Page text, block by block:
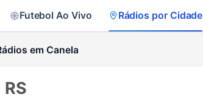
Futebol Ao Vivo Rádios por Cidade
em Canela